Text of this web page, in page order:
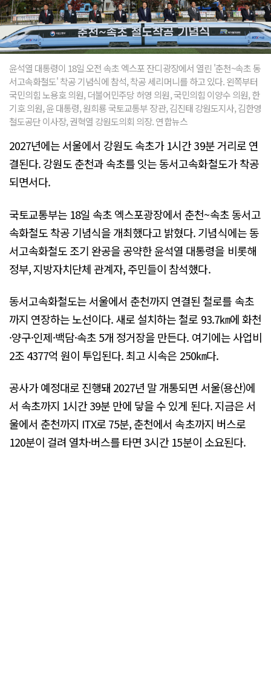
윤석열 대통령이 18일 오전 속초 엑스포 잔디광장에서 열린 '춘천~속초 동
서고속화철도' 착공 기념식에 참석, 착공 세리머니를 하고 있다. 왼쪽부터
국민의힘 노용호 의원, 더불어민주당 허영 의원, 국민의힘 이양수 의원, 한
기호 의원, 윤 대통령, 원희룡 국토교통부 장관, 김진태 강원도지사, 김한영
철도공단 이사장, 권혁열 강원도의회 의장. 연합뉴스
2027년에는 서울에서 강원도 속초가 1시간 39분 거리로 연
결된다. 강원도 춘천과 속초를 잇는 동서고속화철도가 착공
되면서다.
국토교통부는 18일 속초 엑스포광장에서 춘천~속초 동서고
속화철도 착공 기념식을 개최했다고 밝혔다. 기념식에는 동
서고속화철도 조기 완공을 공약한 윤석열 대통령을 비롯해
정부, 지방자치단체 관계자, 주민들이 참석했다.
동서고속화철도는 서울에서 춘천까지 연결된 철로를 속초
까지 연장하는 노선이다. 새로 설치하는 철로 93.7㎞에 화천
·양구·인제·백담·속초 5개 정거장을 만든다. 여기에는 사업비
2조 4377억 원이 투입된다. 최고 시속은 250㎞다.
공사가 예정대로 진행돼 2027년 말 개통되면 서울(용산)에
서 속초까지 1시간 39분 만에 닿을 수 있게 된다. 지금은 서
울에서 춘천까지 ITX로 75분, 춘천에서 속초까지 버스로
120분이 걸려 열차·버스를 타면 3시간 15분이 소요된다.